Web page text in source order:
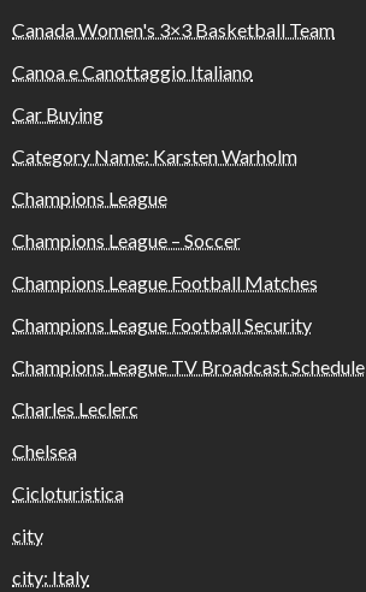
Canada Women's 3×3 Basketball Team
Canoa e Canottaggio Italiano
Car Buying
Category Name: Karsten Warholm
Champions League
Champions League – Soccer
Champions League Football Matches
Champions League Football Security
Champions League TV Broadcast Schedule
Charles Leclerc
Chelsea
Cicloturistica
city
city: Italy